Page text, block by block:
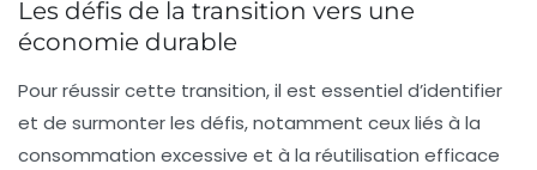
Les défis de la transition vers une
économie durable
Pour réussir cette transition, il est essentiel d’identifier
et de surmonter les défis, notamment ceux liés à la
consommation excessive et à la réutilisation efficace